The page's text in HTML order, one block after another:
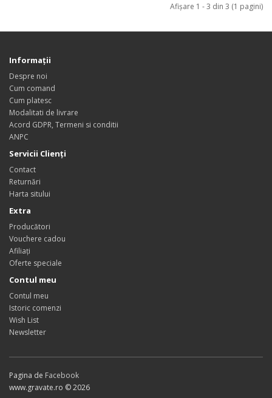
Afişare 1 - 3 din 3 (1 pagini)
Informaţii
Despre noi
Cum comand
Cum platesc
Modalitati de livrare
Acord GDPR, Termeni si conditii
ANPC
Servicii Clienţi
Contact
Returnări
Harta sitului
Extra
Producători
Vouchere cadou
Afiliaţi
Oferte speciale
Contul meu
Contul meu
Istoric comenzi
Wish List
Newsletter
Pagina de Facebook
www.gravate.ro © 2026